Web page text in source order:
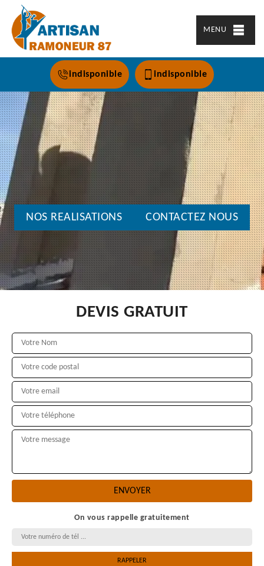
MENU
indisponible indisponible
NOS REALISATIONS CONTACTEZ NOUS
DEVIS GRATUIT
On vous rappelle gratuitement